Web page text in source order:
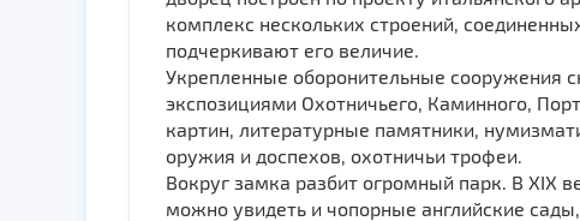
комплекс нескольких строений,
подчеркивают его величие.
Укрепленные оборонительные сооружения
экспозициями Охотничьего, Каминного,
картин, литературные памятники,
оружия и доспехов, охотничьи трофеи.
Вокруг замка разбит огромный парк. В XIX
можно увидеть и чопорные английские